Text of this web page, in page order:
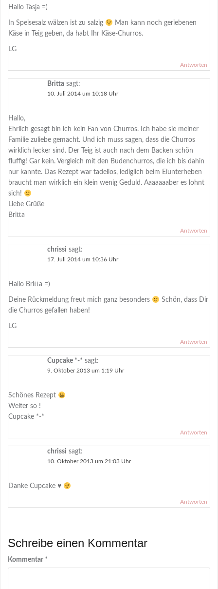
Hallo Tasja =)
In Speisesalz wälzen ist zu salzig
Man kann noch geriebenen
Käse in Teig geben, da habt Ihr Käse-Churros.
LG
Antworten
Britta sagt:
10. Juli 2014 um 10:18 Uhr
Hallo,
Ehrlich gesagt bin ich kein Fan von Churros. Ich habe sie meiner
Familie zuliebe gemacht. Und ich muss sagen, dass die Churros
wirklich lecker sind. Der Teig ist auch nach dem Backen schön
fluffig! Gar kein. Vergleich mit den Budenchurros, die ich bis dahin
nur kannte. Das Rezept war tadellos, lediglich beim Eiunterheben
braucht man wirklich ein klein wenig Geduld. Aaaaaaaber es lohnt
sich!
Liebe Grüße
Britta
Antworten
chrissi sagt:
17. Juli 2014 um 10:36 Uhr
Hallo Britta =)
Deine Rückmeldung freut mich ganz besonders
Schön, dass Dir
die Churros gefallen haben!
LG
Antworten
Cupcake *-* sagt:
9. Oktober 2013 um 1:19 Uhr
Schönes Rezept
Weiter so !
Cupcake *-*
Antworten
chrissi sagt:
10. Oktober 2013 um 21:03 Uhr
Danke Cupcake ♥
Antworten
Schreibe einen Kommentar
Kommentar *